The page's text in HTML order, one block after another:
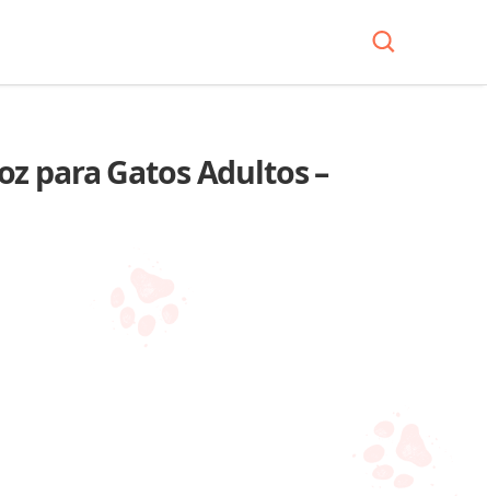
para Gatos Adultos –